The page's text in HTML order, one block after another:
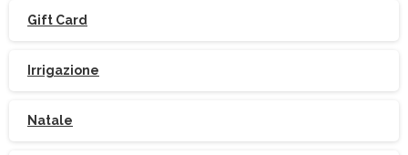
Gift Card
Irrigazione
Natale